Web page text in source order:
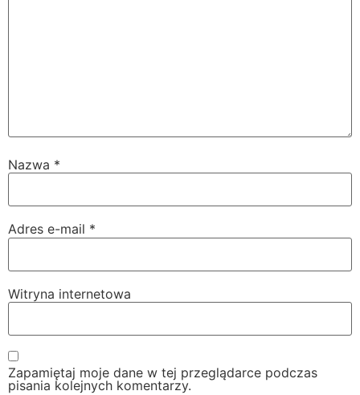
Nazwa *
Adres e-mail *
Witryna internetowa
Zapamiętaj moje dane w tej przeglądarce podczas
pisania kolejnych komentarzy.